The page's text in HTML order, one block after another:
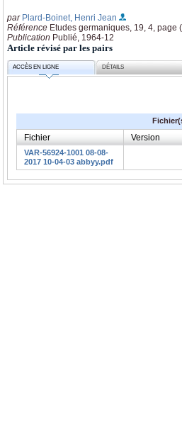
par Plard-Boinet, Henri Jean
Référence Etudes germaniques, 19, 4, page
Publication Publié, 1964-12
Article révisé par les pairs
ACCÈS EN LIGNE DÉTAILS
Fichier Version
VAR-56924-1001 08-08-
2017 10-04-03 abbyy.pdf